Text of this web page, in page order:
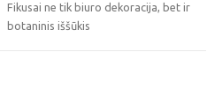
Fikusai ne tik biuro dekoracija, bet ir
botaninis iššūkis